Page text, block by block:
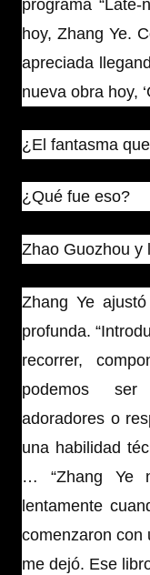
programa
hoy, Zhang Ye.
apreciada
nueva obra hoy,
¿El fantasma
¿Qué fue eso?
Zhao Guozhou y
Zhang Ye
profunda.
recorrer,
podemos ser
adoradores o
una habilidad
… “Zhang Ye
lentamente
comenzaron con
me dejó. Ese